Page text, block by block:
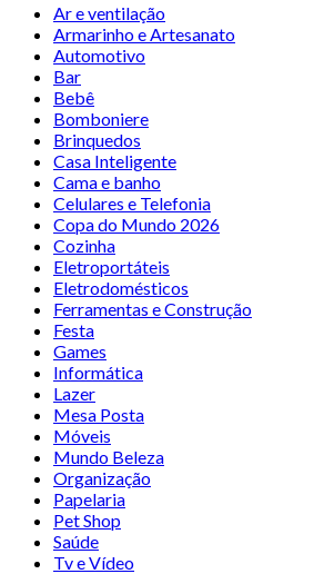
Ar e ventilação
Armarinho e Artesanato
Automotivo
Bar
Bebê
Bomboniere
Brinquedos
Casa Inteligente
Cama e banho
Celulares e Telefonia
Copa do Mundo 2026
Cozinha
Eletroportáteis
Eletrodomésticos
Ferramentas e Construção
Festa
Games
Informática
Lazer
Mesa Posta
Móveis
Mundo Beleza
Organização
Papelaria
Pet Shop
Saúde
Tv e Vídeo